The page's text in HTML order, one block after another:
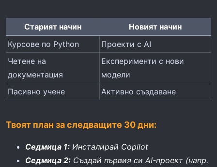
Старият начин
Новият начин
Курсове по Python
Проекти с AI
Четене на
документация
Експерименти с нови
модели
Пасивно учене
Активно създаване
Твоят план за следващите 30 дни:
Седмица 1: Инсталирай Copilot
Седмица 2: Създай първия си AI-проект (напр.